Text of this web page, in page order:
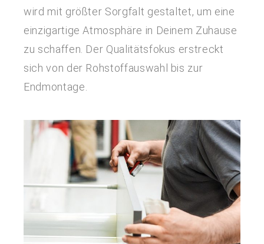
wird mit größter Sorgfalt gestaltet, um eine
einzigartige Atmosphäre in Deinem Zuhause
zu schaffen. Der Qualitätsfokus erstreckt
sich von der Rohstoffauswahl bis zur
Endmontage.